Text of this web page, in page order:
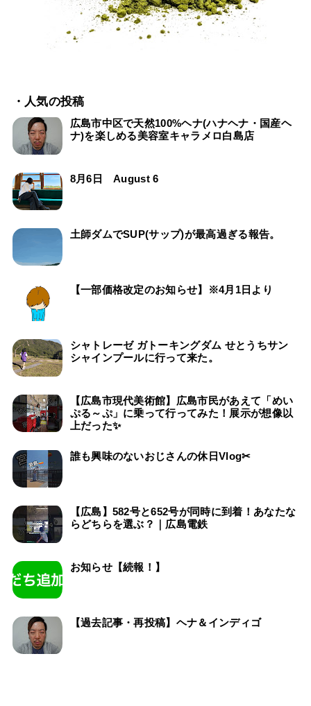
・人気の投稿
広島市中区で天然100%ヘナ(ハナヘナ・国産ヘ
ナ)を楽しめる美容室キャラメロ白島店
8月6日 August 6
土師ダムでSUP(サップ)が最高過ぎる報告。
【一部価格改定のお知らせ】※4月1日より
シャトレーゼ ガトーキングダム せとうちサン
シャインプールに行って来た。
【広島市現代美術館】広島市民があえて「めい
ぷる～ぷ」に乗って行ってみた！展示が想像以
上だった✨
誰も興味のないおじさんの休日Vlog✂
【広島】582号と652号が同時に到着！あなたな
らどちらを選ぶ？｜広島電鉄
お知らせ【続報！】
【過去記事・再投稿】ヘナ＆インディゴ